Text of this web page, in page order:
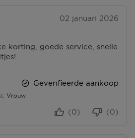
02 januari 2026
korting, goede service, snelle
Vrouw
Geverifieerde aankoop
(0)
(0)